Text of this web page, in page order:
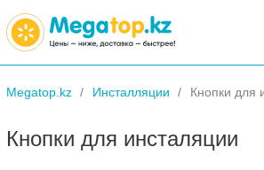
Megatop.kz Инсталляции Кнопки для
Кнопки для инсталяции